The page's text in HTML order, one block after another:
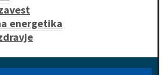
energetika